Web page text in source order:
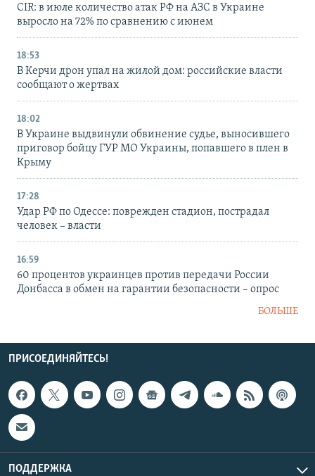
CIR: в июле количество атак РФ на АЗС в Украине
выросло на 72% по сравнению с июнем
18:53
В Керчи дрон упал на жилой дом: российские власти
сообщают о жертвах
18:02
В Украине выдвинули обвинение судье, выносившего
приговор бойцу ГУР МО Украины, попавшего в плен в
Крыму
17:28
Удар РФ по Одессе: поврежден стадион, пострадал
человек – власти
16:59
60 процентов украинцев против передачи России
Донбасса в обмен на гарантии безопасности – опрос
БОЛЬШЕ
ПРИСОЕДИНЯЙТЕСЬ!
ПОДДЕРЖКА